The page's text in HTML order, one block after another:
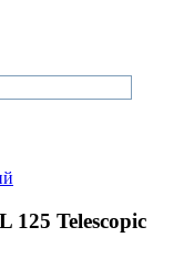
Telescopic